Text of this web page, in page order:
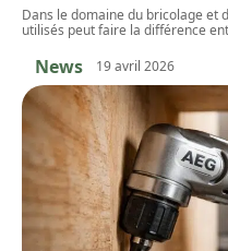
Dans le domaine du bricolage et
utilisés peut faire la différence
News 19 avril 2026